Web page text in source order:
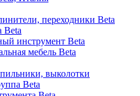
переходники Beta
Beta
инструмент Beta
мебель Beta
выколотки
Beta